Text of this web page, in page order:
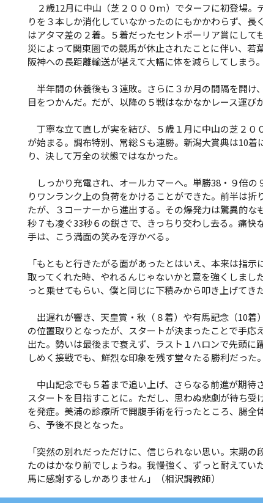
２歳12月に中山（芝２０００ｍ）でターフに初登場。
りを３本しか消化していなかったのにもかかわらず、長
はアタマ差の２着。５着だったセントポーリア賞にし
災によって関東圏での競馬が休止されたことに伴い、若
阪神への長距離輸送が堪えて大幅に体を減らしてしまう。
半年間の休養後も３連敗。さらに３か月の間隔を開け
目をつかんだ。だが、以降の５戦はなかなかレース運び
丁寧な立て直しが実を結び、５歳１月に中山の芝２０
が始まる。調布特別、常総Ｓも連勝。新潟大賞典は10
り、決して万全の状態ではなかった。
しっかり充電され、オールカマーへ。単勝38・９倍の
りワンランク上の負荷をかけることができた。前半は
たが、３コーナーから進出する。その爆発力は驚異的な
秒７も凌ぐ33秒６の鋭さで、きっちり交わし去る。痛
手は、こう満面の笑みを浮かべる。
「もともと行きたがる面があったとはいえ、本来は指
取ってくれた時、やれるんじゃないかと意を強くしまし
っと乗せてもらい、僕と同じに下積みから叩き上げてき
出遅れが響き、天皇賞・秋（８着）や有馬記念（10着
の位置取りとなったが、スタートが決まったことで手応
出た。勢いは最後まで衰えず、ラスト１ハロンで先頭に
しめく接戦でも、鮮烈な印象を残す堂々たる勝利だった。
中山記念でも５着まで追い上げ、さらなる前進が期待
スタートを目指すことに。ただし、思わぬ悲劇が待ち
を発症。美浦の診療所で開腹手術を行ったところ、腸
ら、予後不良となった。
「突然の別れだっただけに、信じられない思い。末期
たのはかなり前でしょうね。我慢強く、ずっと耐えてい
馬に感謝するしかありません」（相沢調教師）